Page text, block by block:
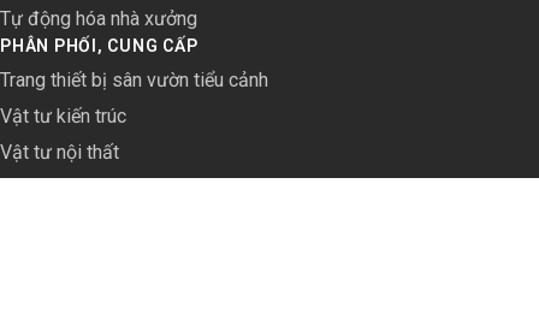
Tự động hóa nhà xưởng
PHÂN PHỐI, CUNG CẤP
Trang thiết bị sân vườn tiểu cảnh
Vật tư kiến trúc
Vật tư nội thất